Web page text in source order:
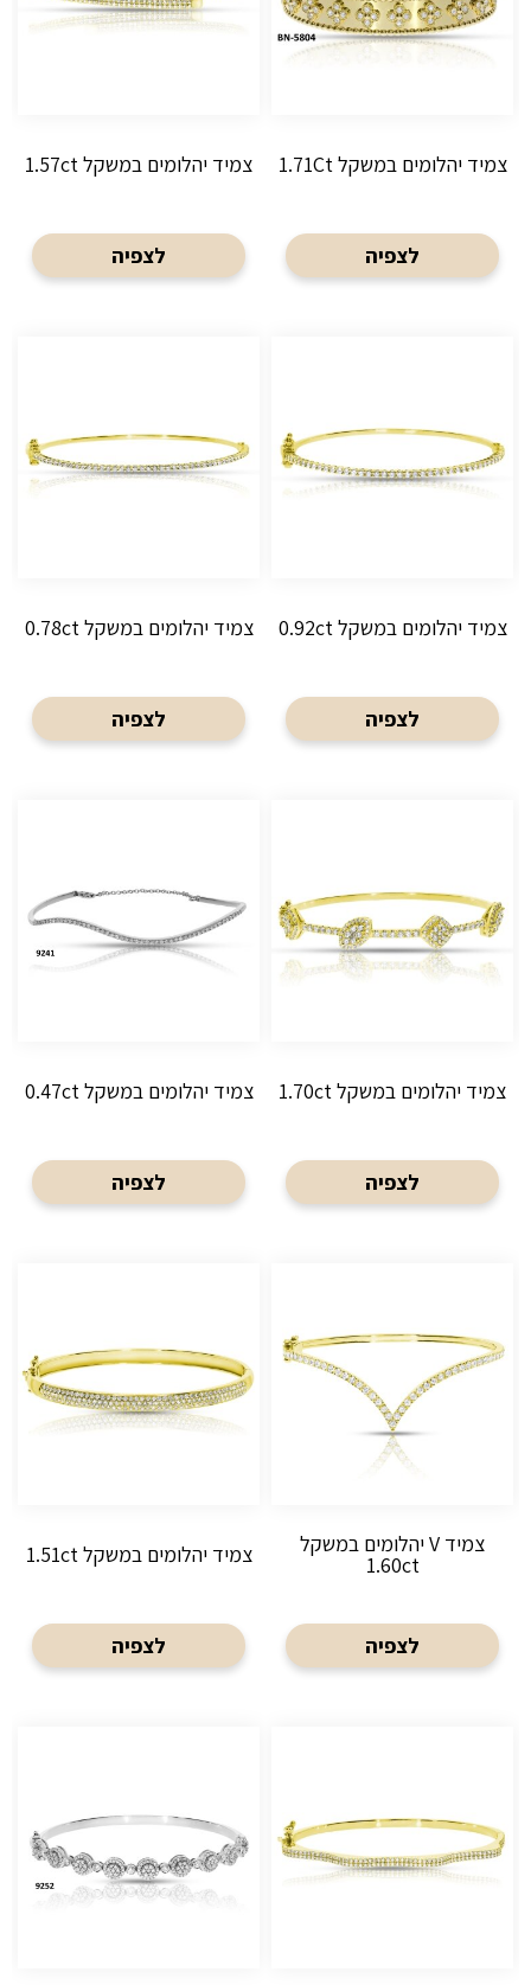
צמיד יהלומים במשקל 1.71Ct
לצפיה
צמיד יהלומים במשקל 1.57ct
לצפיה
צמיד יהלומים במשקל 0.92ct
לצפיה
צמיד יהלומים במשקל 0.78ct
לצפיה
צמיד יהלומים במשקל 1.70ct
לצפיה
צמיד יהלומים במשקל 0.47ct
לצפיה
צמיד V יהלומים במשקל
1.60ct
לצפיה
צמיד יהלומים במשקל 1.51ct
לצפיה